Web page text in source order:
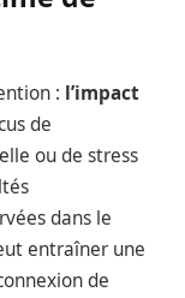
: l’impact
de
ou de stress
dans le
entraîner une
de